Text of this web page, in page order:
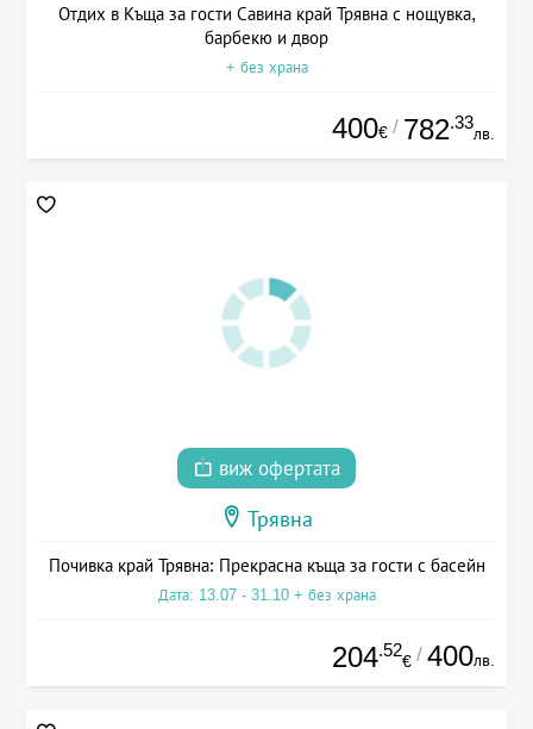
Отдих в Къща за гости Савина край Трявна с нощувка,
барбекю и двор
+ без храна
400€ / 782.33
лв.
виж офертата
Трявна
Почивка край Трявна: Прекрасна къща за гости с басейн
Дата: 13.07 - 31.10 + без храна
204.52
€ / 400лв.